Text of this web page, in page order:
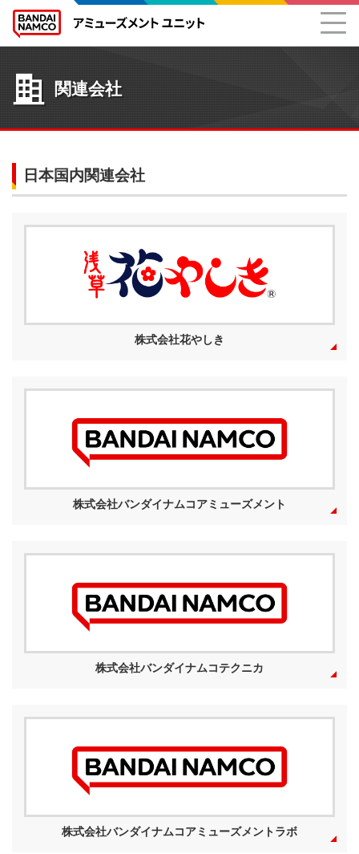
関連会社
日本国内関連会社
株式会社花やしき
株式会社バンダイナムコアミューズメント
株式会社バンダイナムコテクニカ
株式会社バンダイナムコアミューズメントラボ